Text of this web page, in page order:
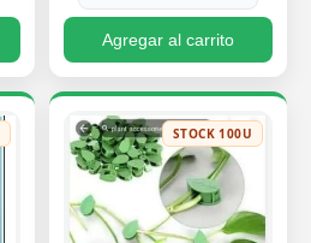
Agregar al carrito
STOCK 100U